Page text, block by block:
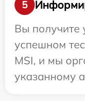
5
Вы получите
успешном
MSI, и мы
указанному